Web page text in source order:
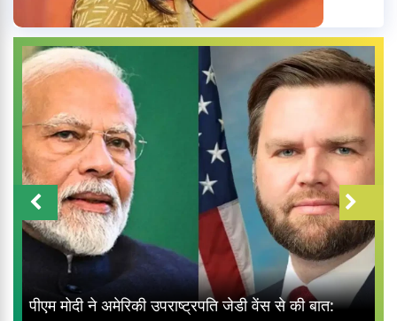
पीएम मोदी ने अमेरिकी उपराष्ट्रपति जेडी वेंस से की बात: